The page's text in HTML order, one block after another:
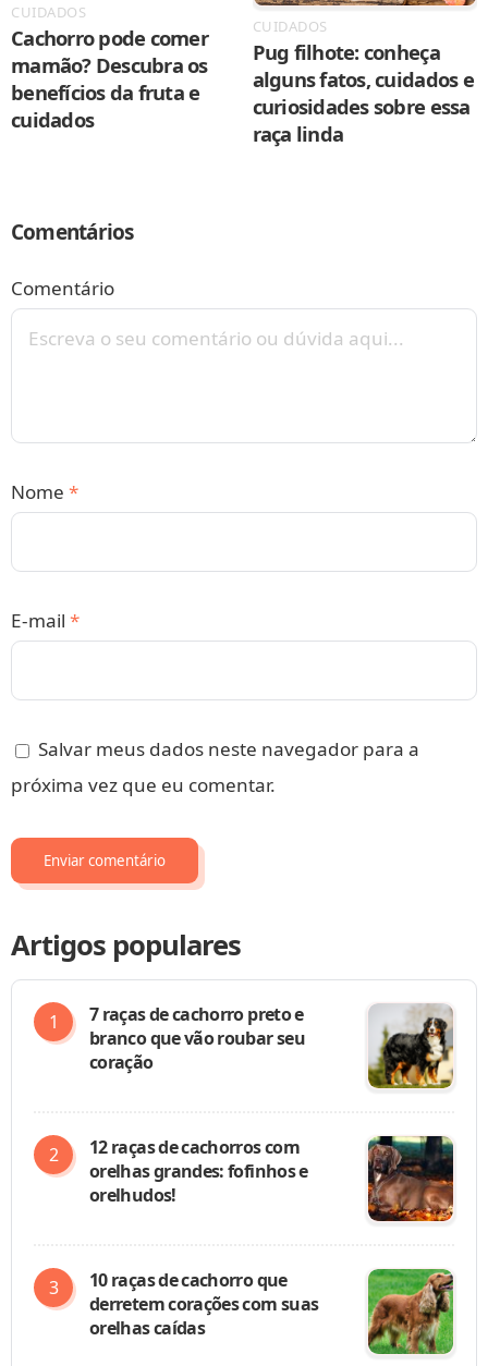
CUIDADOS
Cachorro pode comer
mamão? Descubra os
benefícios da fruta e
cuidados
CUIDADOS
Pug filhote: conheça
alguns fatos, cuidados e
curiosidades sobre essa
raça linda
Comentários
Comentário
Nome *
E-mail *
Salvar meus dados neste navegador para a
próxima vez que eu comentar.
Artigos populares
7 raças de cachorro preto e
branco que vão roubar seu
coração
12 raças de cachorros com
orelhas grandes: fofinhos e
orelhudos!
10 raças de cachorro que
derretem corações com suas
orelhas caídas